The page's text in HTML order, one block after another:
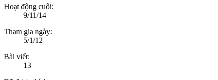
Hoạt động cuối:
9/11/14
Tham gia ngày:
5/1/12
Bài viết:
13